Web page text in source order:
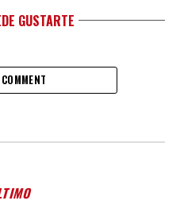
GUSTARTE